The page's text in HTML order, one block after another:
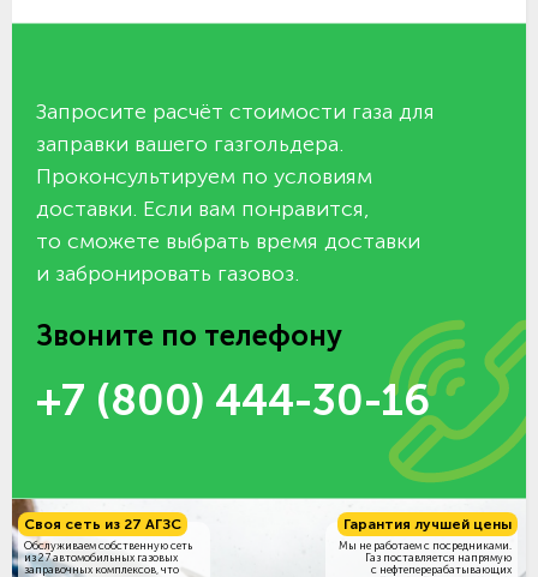
Запросите расчёт стоимости газа для
заправки вашего газгольдера.
Проконсультируем по условиям
доставки. Если вам понравится,
то сможете выбрать время доставки
и забронировать газовоз.
Звоните по телефону
+7 (800) 444-30-16
Своя сеть из 27 АГЗС
Обслуживаем собственную сеть
из 27 автомобильных газовых
заправочных комплексов, что
Гарантия лучшей цены
Мы не работаем с посредниками.
Газ поставляется напрямую
с нефтеперерабатывающих